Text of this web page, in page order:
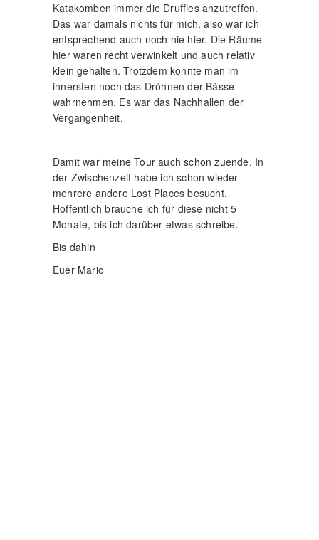
Katakomben immer die Druffies anzutreffen.
Das war damals nichts für mich, also war ich
entsprechend auch noch nie hier. Die Räume
hier waren recht verwinkelt und auch relativ
klein gehalten. Trotzdem konnte man im
innersten noch das Dröhnen der Bässe
wahrnehmen. Es war das Nachhallen der
Vergangenheit.
Damit war meine Tour auch schon zuende. In
der Zwischenzeit habe ich schon wieder
mehrere andere Lost Places besucht.
Hoffentlich brauche ich für diese nicht 5
Monate, bis ich darüber etwas schreibe.
Bis dahin
Euer Mario